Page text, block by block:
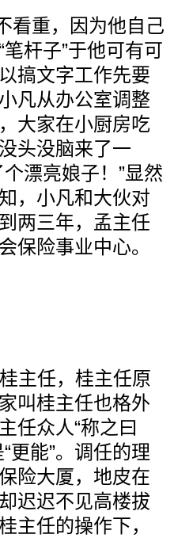
看重，因为他自己
杆子”于他可有可
搞文字工作先要
凡从办公室调整
大家在小厨房吃
头没脑来了一
漂亮娘子！”显然
，小凡和大伙对
两三年，孟主任
保险事业中心。
主任，桂主任原
叫桂主任也格外
任众人“称之曰
更能”。调任的理
险大厦，地皮在
迟迟不见高楼拔
主任的操作下，